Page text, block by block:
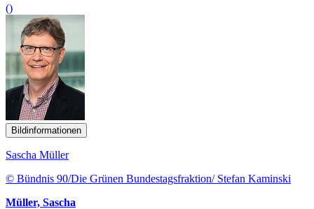
()
Bildinformationen
Sascha Müller
© Bündnis 90/Die Grünen Bundestagsfraktion/ Stefan Kaminski
Müller, Sascha